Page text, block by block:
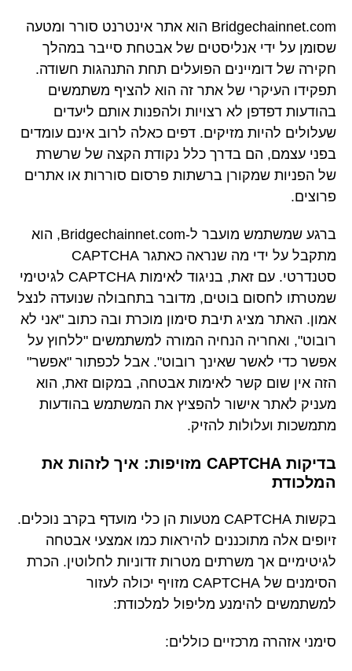
Bridgechainnet.com הוא אתר אינטרנט סורר ומטעה
שסומן על ידי אנליסטים של אבטחת סייבר במהלך
חקירה של דומיינים הפועלים תחת התנהגות חשודה.
תפקידו העיקרי של אתר זה הוא להציף משתמשים
בהודעות דפדפן לא רצויות ולהפנות אותם ליעדים
שעלולים להיות מזיקים. דפים כאלה לרוב אינם עומדים
בפני עצמם, הם בדרך כלל נקודת הקצה של שרשרת
של הפניות שמקורן ברשתות פרסום סוררות או אתרים
פרוצים.
ברגע שמשתמש מועבר ל-Bridgechainnet.com, הוא
מתקבל על ידי מה שנראה כאתגר CAPTCHA
סטנדרטי. עם זאת, בניגוד לאימות CAPTCHA לגיטימי
שמטרתו לחסום בוטים, מדובר בתחבולה שנועדה לנצל
אמון. האתר מציג תיבת סימון מוכרת ובה כתוב "אני לא
רובוט", ואחריה הנחיה המורה למשתמשים "ללחוץ על
אפשר כדי לאשר שאינך רובוט". אבל לכפתור "אפשר"
הזה אין שום קשר לאימות אבטחה, במקום זאת, הוא
מעניק לאתר אישור להפציץ את המשתמש בהודעות
מתמשכות ועלולות להזיק.
בדיקות CAPTCHA מזויפות: איך לזהות את
המלכודת
בקשות CAPTCHA מטעות הן כלי מועדף בקרב נוכלים.
זיופים אלה מתוכננים להיראות כמו אמצעי אבטחה
לגיטימיים אך משרתים מטרות זדוניות לחלוטין. הכרת
הסימנים של CAPTCHA מזויף יכולה לעזור
למשתמשים להימנע מליפול למלכודת:
סימני אזהרה מרכזיים כוללים: